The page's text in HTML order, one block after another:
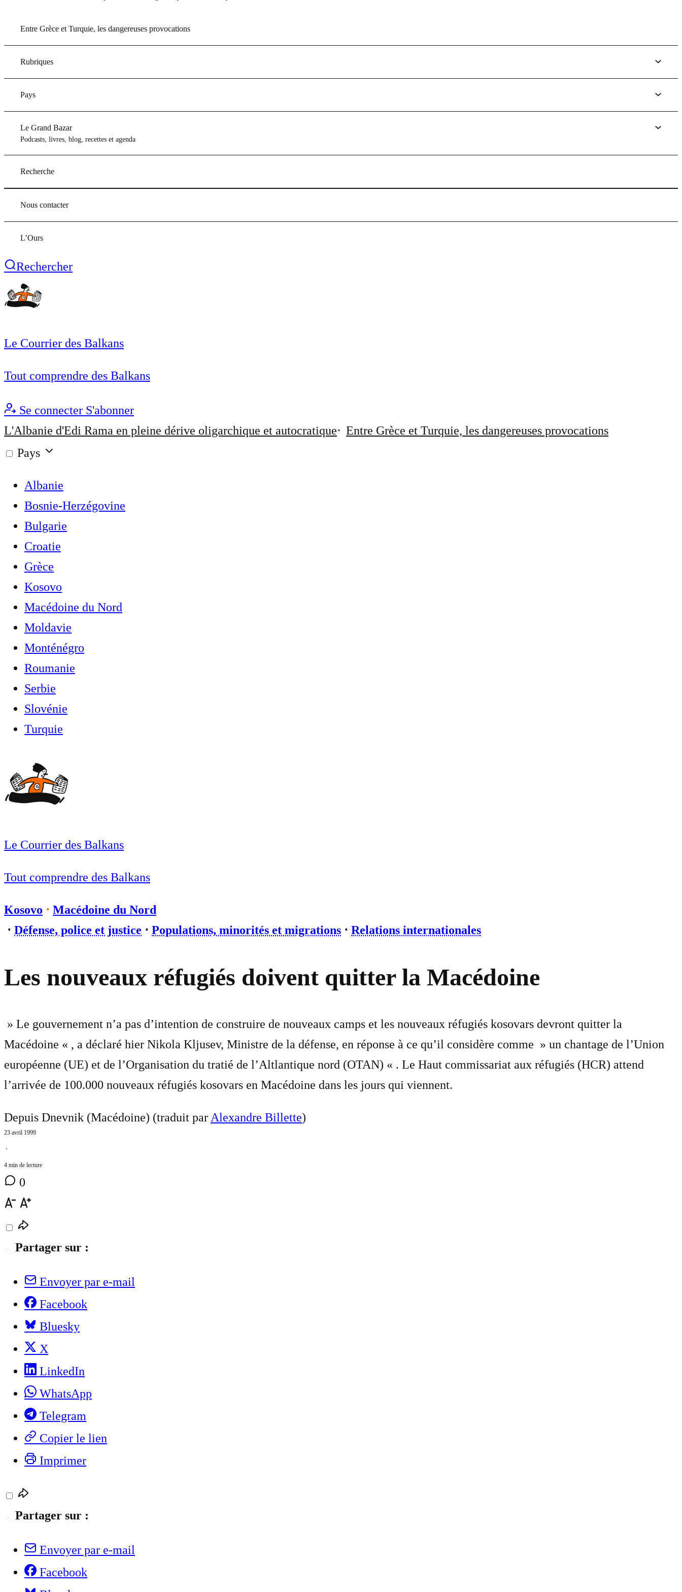
Entre Grèce et Turquie, les dangereuses provocations
Rubriques
Pays
Le Grand Bazar
Podcasts, livres, blog, recettes et agenda
Recherche
Nous contacter
L’Ours
Rechercher
Le Courrier des Balkans
Tout comprendre des Balkans
Se connecter S'abonner
L'Albanie d'Edi Rama en pleine dérive oligarchique et autocratique
Entre Grèce et Turquie, les dangereuses provocations
Pays
Albanie
Bosnie-Herzégovine
Bulgarie
Croatie
Grèce
Kosovo
Macédoine du Nord
Moldavie
Monténégro
Roumanie
Serbie
Slovénie
Turquie
Le Courrier des Balkans
Tout comprendre des Balkans
Kosovo ⋅ Macédoine du Nord
⋅ Défense, police et justice ⋅ Populations, minorités et migrations ⋅ Relations internationales
Les nouveaux réfugiés doivent quitter la Macédoine
» Le gouvernement n’a pas d’intention de construire de nouveaux camps et les nouveaux réfugiés kosovars devront quitter la
Macédoine « , a déclaré hier Nikola Kljusev, Ministre de la défense, en réponse à ce qu’il considère comme » un chantage de l’Union
européenne (UE) et de l’Organisation du tratié de l’Altlantique nord (OTAN) « . Le Haut commissariat aux réfugiés (HCR) attend
l’arrivée de 100.000 nouveaux réfugiés kosovars en Macédoine dans les jours qui viennent.
Depuis Dnevnik (Macédoine) (traduit parAlexandre Billette)
23 avril 1999
⋅
4 min de lecture
0
Partager sur :
Envoyer par e-mail
Facebook
Bluesky
X
LinkedIn
WhatsApp
Telegram
Copier le lien
Imprimer
Partager sur :
Envoyer par e-mail
Facebook